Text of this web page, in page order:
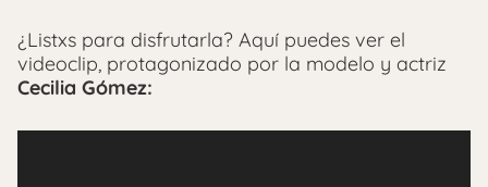
¿Listxs para disfrutarla? Aquí puedes ver el
videoclip, protagonizado por la modelo y actriz
Cecilia Gómez: